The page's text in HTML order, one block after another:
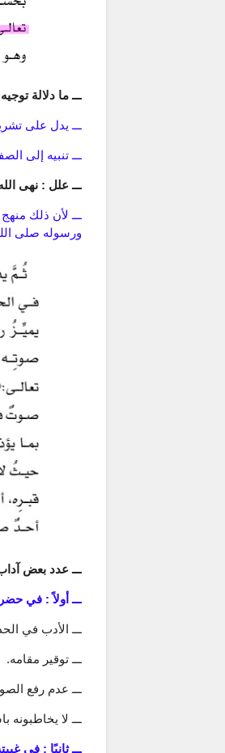
ـــ ما دلالة
ـــ يدل على
ـــ تنبيه إلى
ـــ علل : نهى
ـــ لأن ذلك
ورسوله صلى
ـــ عدد بعض
ـــ أولاً : في
ـــ الأدب في
ـــ توقير مقامه.
ـــ عدم رفع
ـــ لا يخاطبونه
ـــ ثانيًا : في